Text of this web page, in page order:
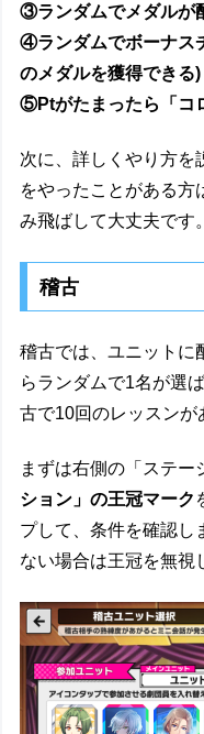
③ランダムでメダルが
④ランダムでボーナス
のメダルを獲得できる)
⑤Ptがたまったら「コ
次に、詳しくやり方を
をやったことがある方
み飛ばして大丈夫です。
稽古
稽古では、ユニットに
らランダムで1名が選
古で10回のレッスンが
まずは右側の「ステ
ション」の王冠マーク
プして、条件を確認し
ない場合は王冠を無視